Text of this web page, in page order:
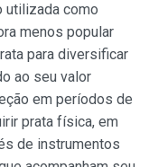
utilizada como
menos popular
para diversificar
ao seu valor
em períodos de
prata física, em
de instrumentos